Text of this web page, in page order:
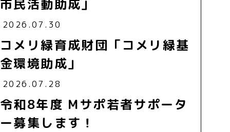
市民活動助成」
2026.07.30
コメリ緑育成財団「コメリ緑基
金環境助成」
2026.07.28
令和8年度 Mサポ若者サポータ
ー募集します！